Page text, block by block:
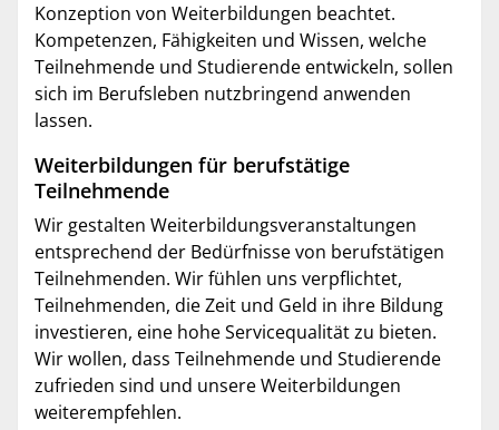
Konzeption von Weiterbildungen beachtet.
Kompetenzen, Fähigkeiten und Wissen, welche
Teilnehmende und Studierende entwickeln, sollen
sich im Berufsleben nutzbringend anwenden
lassen.
Weiterbildungen für berufstätige
Teilnehmende
Wir gestalten Weiterbildungsveranstaltungen
entsprechend der Bedürfnisse von berufstätigen
Teilnehmenden. Wir fühlen uns verpflichtet,
Teilnehmenden, die Zeit und Geld in ihre Bildung
investieren, eine hohe Servicequalität zu bieten.
Wir wollen, dass Teilnehmende und Studierende
zufrieden sind und unsere Weiterbildungen
weiterempfehlen.